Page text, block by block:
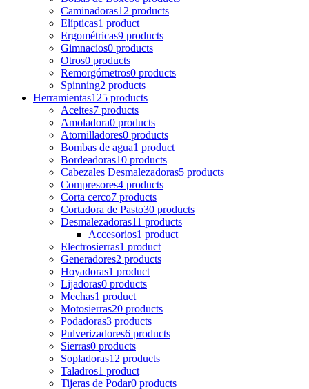
Caminadoras12 products
Elípticas1 product
Ergométricas9 products
Gimnacios0 products
Otros0 products
Remorgómetros0 products
Spinning2 products
Herramientas125 products
Aceites7 products
Amoladora0 products
Atornilladores0 products
Bombas de agua1 product
Bordeadoras10 products
Cabezales Desmalezadoras5 products
Compresores4 products
Corta cerco7 products
Cortadora de Pasto30 products
Desmalezadoras11 products
Accesorios1 product
Electrosierras1 product
Generadores2 products
Hoyadoras1 product
Lijadoras0 products
Mechas1 product
Motosierras20 products
Podadoras3 products
Pulverizadores6 products
Sierras0 products
Sopladoras12 products
Taladros1 product
Tijeras de Podar0 products